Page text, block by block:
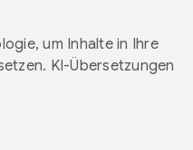
um Inhalte in Ihre
KI-Übersetzungen